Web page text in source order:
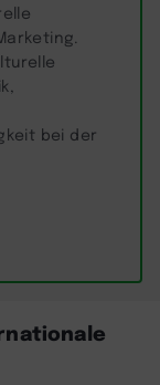
bei der